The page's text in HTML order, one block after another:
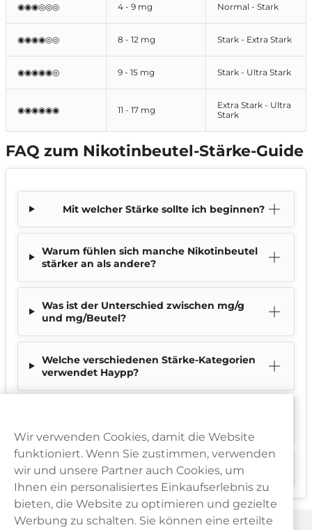
◉◉◉◎◎◎ 4 - 9 mg Normal - Stark
◉◉◉◉◎◎ 8 - 12 mg Stark - Extra Stark
◉◉◉◉◉◎ 9 - 15 mg Stark - Ultra Stark
◉◉◉◉◉◉ 11 - 17 mg
Extra Stark - Ultra
Stark
FAQ zum Nikotinbeutel-Stärke-Guide
Mit welcher Stärke sollte ich beginnen?
Warum fühlen sich manche Nikotinbeutel
stärker an als andere?
Was ist der Unterschied zwischen mg/g
und mg/Beutel?
Welche verschiedenen Stärke-Kategorien
verwendet Haypp?
Sind ultra starke Nikotinbeutel gefährlich?
Wir verwenden Cookies, damit die Website
funktioniert. Wenn Sie zustimmen, verwenden
wir und unsere Partner auch Cookies, um
Ihnen ein personalisiertes Einkaufserlebnis zu
bieten, die Website zu optimieren und gezielte
Werbung zu schalten. Sie können eine erteilte